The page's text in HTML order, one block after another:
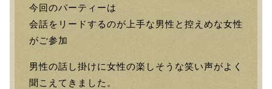
今回のパーティーは
会話をリードするのが上手な男性と控えめな女性
がご参加
男性の話し掛けに女性の楽しそうな笑い声がよく
聞こえてきました。